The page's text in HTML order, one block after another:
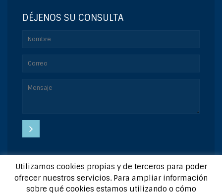
DÉJENOS SU CONSULTA
Copyright © 2015 | Diseñado por:GesWebs|Aviso Legal |
Utilizamos cookies propias y de terceros para poder
ofrecer nuestros servicios. Para ampliar información
sobre qué cookies estamos utilizando o cómo